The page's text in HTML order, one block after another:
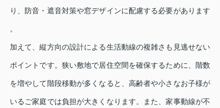
り、防音・遮音対策や窓デザインに配慮する必要があります
。
加えて、縦方向の設計による生活動線の複雑さも見逃せない
ポイントです。狭い敷地で居住空間を確保するために、階数
を増やして階段移動が多くなると、高齢者や小さなお子様が
いるご家庭では負担が大きくなります。また、家事動線が不